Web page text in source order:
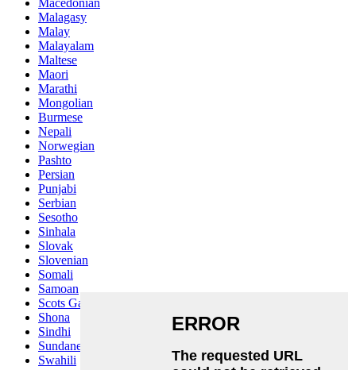
Macedonian
Malagasy
Malay
Malayalam
Maltese
Maori
Marathi
Mongolian
Burmese
Nepali
Norwegian
Pashto
Persian
Punjabi
Serbian
Sesotho
Sinhala
Slovak
Slovenian
Somali
Samoan
Scots Gaelic
Shona
Sindhi
Sundanese
Swahili